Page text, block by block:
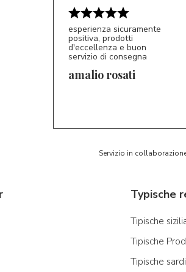
esperienza sicuramente
positiva, prodotti
d'eccellenza e buon
servizio di consegna
amalio rosati
Servizio in
Tipische
Tipische
Tipische